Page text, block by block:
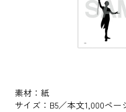
素材：紙
サイズ：B5／本文1,000ペ